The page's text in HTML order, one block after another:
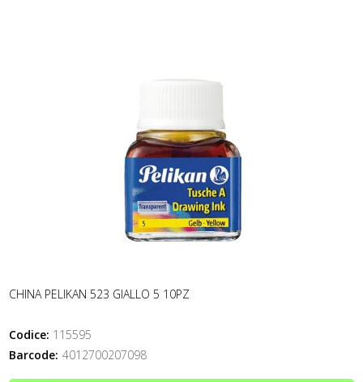
CHINA PELIKAN 523 GIALLO 5 10PZ
Codice: 115595
Barcode: 4012700207098